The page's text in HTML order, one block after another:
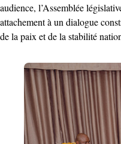
audience, l’Assemblée
attachement à un dialogue
de la paix et de la stabilité